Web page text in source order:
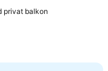
privat balkon